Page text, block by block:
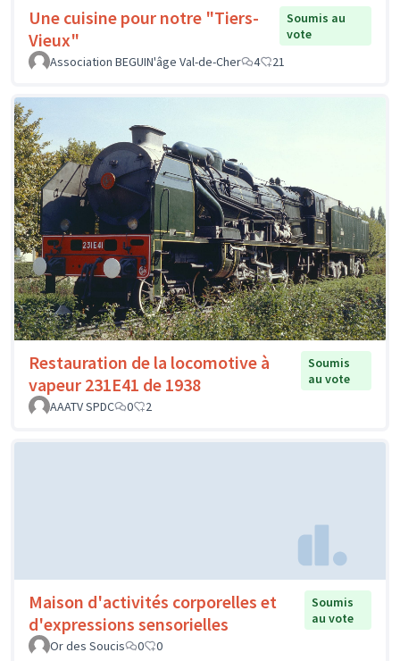
Une cuisine pour notre "Tiers-
Vieux"
Soumis au
vote
Association BEGUIN'âge Val-de-Cher
4 21
Restauration de la locomotive à
vapeur 231E41 de 1938
Soumis
au vote
AAATV SPDC
0 2
Maison d'activités corporelles et
d'expressions sensorielles
Soumis
au vote
Or des Soucis
0 0